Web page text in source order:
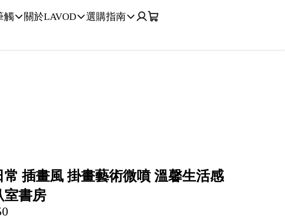
觸 關於LAVOD 選購指南
常 插畫風 掛畫藝術微噴 溫馨生活感
室書房